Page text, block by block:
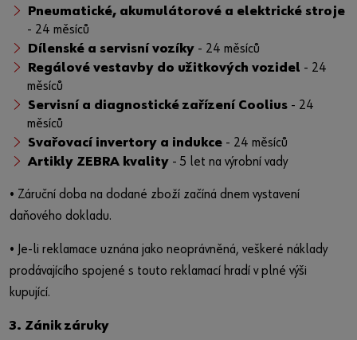
Pneumatické, akumulátorové a elektrické stroje
- 24 měsíců
Dílenské a servisní vozíky - 24 měsíců
Regálové vestavby do užitkových vozidel - 24
měsíců
Servisní a diagnostické zařízení Coolius - 24
měsíců
Svařovací invertory a indukce - 24 měsíců
Artikly ZEBRA kvality - 5 let na výrobní vady
• Záruční doba na dodané zboží začíná dnem vystavení
daňového dokladu.
• Je-li reklamace uznána jako neoprávněná, veškeré náklady
prodávajícího spojené s touto reklamací hradí v plné výši
kupující.
3. Zánik záruky